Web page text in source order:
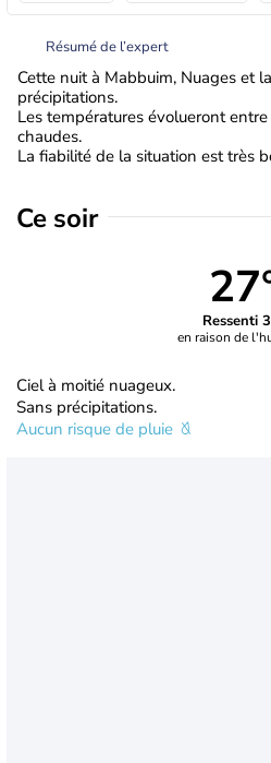
Résumé de l’expert
Cette nuit à Mabbuim, Nuages et
précipitations.
Les températures évolueront
chaudes.
La fiabilité de la situation est très
Ce soir
Ressenti
en raison de
Ciel à moitié nuageux.
Sans précipitations.
Aucun risque de pluie